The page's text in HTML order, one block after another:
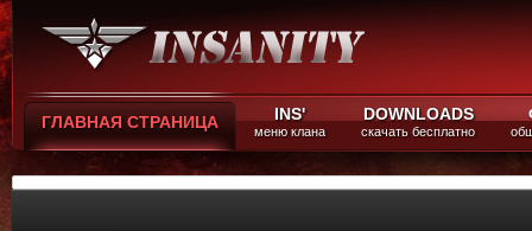
ГЛАВНАЯ СТРАНИЦА INS'
меню клана
DOWNLOADS
скачать бесплатно